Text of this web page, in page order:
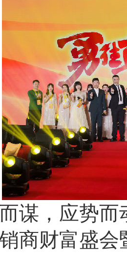
，应势而
商财富盛